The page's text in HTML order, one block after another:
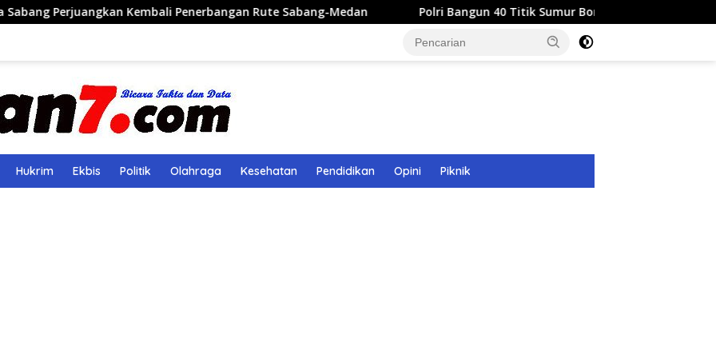
Kembali Penerbangan Rute Sabang-Medan Polri Bangun 40 Titik Sumur Bor untuk Warga Pascabanjir di Langsa
Hukrim Ekbis Politik Olahraga Kesehatan Pendidikan Opini Piknik